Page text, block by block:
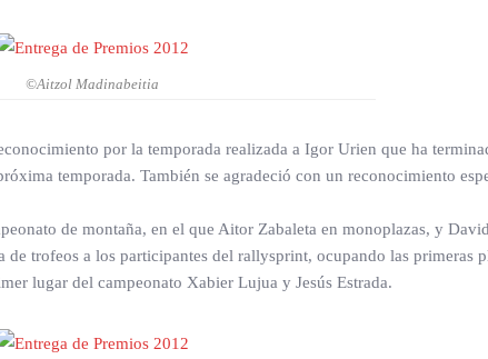
©Aitzol Madinabeitia
por la temporada realizada a Igor Urien que ha
temporada. También se agradeció con un reconocimiento
de montaña, en el que Aitor Zabaleta en monoplazas, y
de trofeos a los participantes del rallysprint, ocupando las
lugar del campeonato Xabier Lujua y Jesús Estrada.